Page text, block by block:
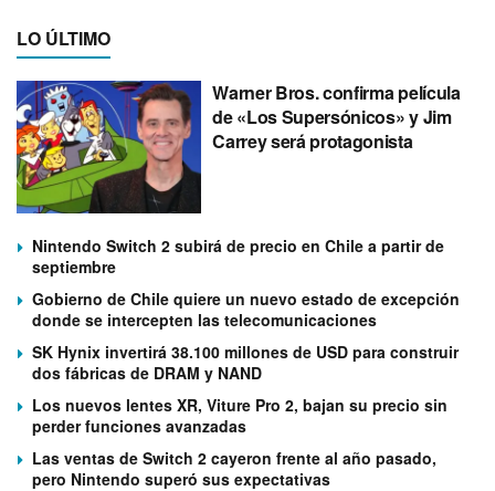
LO ÚLTIMO
Warner Bros. confirma película
de «Los Supersónicos» y Jim
Carrey será protagonista
Nintendo Switch 2 subirá de precio en Chile a partir de
septiembre
Gobierno de Chile quiere un nuevo estado de excepción
donde se intercepten las telecomunicaciones
SK Hynix invertirá 38.100 millones de USD para construir
dos fábricas de DRAM y NAND
Los nuevos lentes XR, Viture Pro 2, bajan su precio sin
perder funciones avanzadas
Las ventas de Switch 2 cayeron frente al año pasado,
pero Nintendo superó sus expectativas